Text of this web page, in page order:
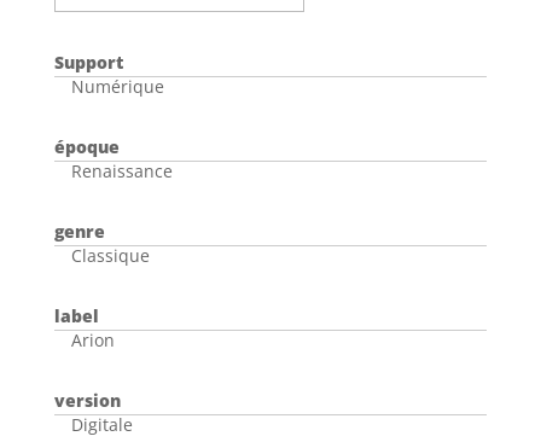
Support
Numérique
époque
Renaissance
genre
Classique
label
Arion
version
Digitale